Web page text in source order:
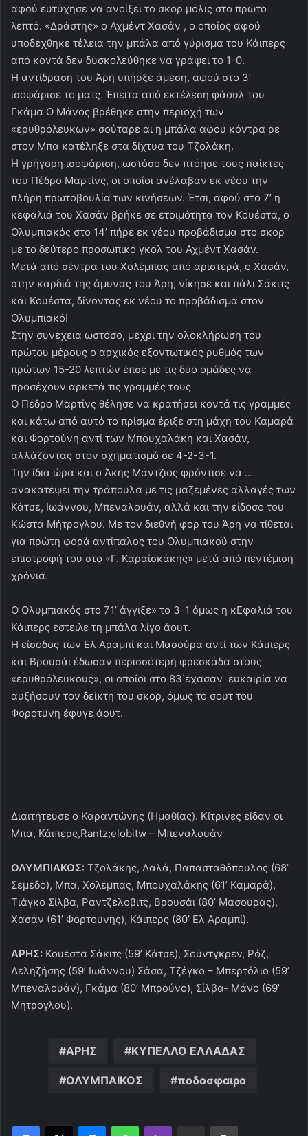
αφού ευτύχησε να ανοίξει το σκορ μόλις στο πρώτο
λεπτό. «Δράστης» ο Αχμέντ Χασάν , ο οποίος αφού
υποδέχθηκε τέλεια την μπάλα από γύρισμα του Κάιπερς
από κοντά δεν δυσκολεύθηκε να γράψει το 1-0.
Η αντίδραση του Άρη υπήρξε άμεση, αφού στο 3’
ισοφάρισε το ματς. Έπειτα από εκτέλεση φάουλ του
Γκάμα Ο Μάνος βρέθηκε στην περιοχή των
«ερυθρόλευκων» σούταρε αι η μπάλα αφού κόντρα ρε
στον Μπα κατέληξε στα δίχτυα του Τζολάκη.
Η γρήγορη ισοφάριση, ωστόσο δεν πτόησε τους παίκτες
του Πέδρο Μαρτίνς, οι οποίοι ανέλαβαν εκ νέου την
πλήρη πρωτοβουλία των κινήσεων. Έτσι, αφού στο 7’ η
κεφαλιά του Χασάν βρήκε σε ετοιμότητα τον Κουέστα, ο
Ολυμπιακός στο 14’ πήρε εκ νέου προβάδισμα στο σκορ
με το δεύτερο προσωπικό γκολ του Αχμέντ Χασάν.
Μετά από σέντρα του Χολέμπας από αριστερά, ο Χασάν,
στην καρδιά της άμυνας του Άρη, νίκησε και πάλι Σάκιτς
και Κουέστα, δίνοντας εκ νέου το προβάδισμα στον
Ολυμπιακό!
Στην συνέχεια ωστόσο, μέχρι την ολοκλήρωση του
πρώτου μέρους ο αρχικός εξοντωτικός ρυθμός των
πρώτων 15-20 λεπτών έπσε με τις δύο ομάδες να
προσέχουν αρκετά τις γραμμές τους
Ο Πέδρο Μαρτίνς θέλησε να κρατήσει κοντά τις γραμμές
και κάτω από αυτό το πρίσμα έριξε στη μάχη του Καμαρά
και Φορτούνη αντί των Μπουχαλάκη και Χασάν,
αλλάζοντας στον σχηματισμό σε 4-2-3-1.
Την ίδια ώρα και ο Άκης Μάντζιος φρόντισε να …
ανακατέψει την τράπουλα με τις μαζεμένες αλλαγές των
Κάτσε, Ιωάννου, Μπεναλουάν, αλλά και την είδοσο του
Κώστα Μήτρογλου. Με τον διεθνή φορ του Άρη να τίθεται
για πρώτη φορά αντίπαλος του Ολυμπιακού στην
επιστροφή του στο «Γ. Καραίσκάκης» μετά από πεντέμιση
χρόνια.
Ο Ολυμπιακός στο 71’ άγγιξε» το 3-1 όμως η κΕφαλιά του
Κάιπερς έστειλε τη μπάλα λίγο άουτ.
Η είσοδος των Ελ Αραμπί και Μασούρα αντί των Κάιπερς
και Βρουσάι έδωσαν περισσότερη φρεσκάδα στους
«ερυθρόλευκους», οι οποίοι στο 83΄έχασαν ευκαιρία να
αυξήσουν τον δείκτη του σκορ, όμως το σουτ του
Φοροτύνη έφυγε άουτ.
Διαιτήτευσε ο Καραντώνης (Ημαθίας). Κίτρινες είδαν οι
Μπα, Κάιπερς,Rantz;elobitw – Μπεναλουάν
ΟΛΥΜΠΙΑΚΟΣ: Τζολάκης, Λαλά, Παπασταθόπουλος (68’
Σεμέδο), Μπα, Χολέμπας, Μπουχαλάκης (61’ Καμαρά),
Τιάγκο Σίλβα, Ραντζέλοβιτς, Βρουσάι (80’ Μασούρας),
Χασάν (61’ Φορτούνης), Κάιπερς (80’ Ελ Αραμπί).
ΑΡΗΣ: Κουέστα Σάκιτς (59’ Κάτσε), Σούντγκρεν, Ρόζ,
Δεληζήσης (59’ Ιωάννου) Σάσα, Τζέγκο – Μπερτόλιο (59’
Μπεναλουάν), Γκάμα (80’ Μπρούνο), Σίλβα- Μάνο (69’
Μήτρογλου).
ΑΡΗΣ ΚΥΠΕΛΛΟ ΕΛΛΑΔΑΣ
ΟΛΥΜΠΑΙΚΟΣ ποδοσφαιρο
MessengerWhatsAppViber Κοινοποίηση μέσω ηλεκτρονικού ταχυδρομείουΕκτύπωση